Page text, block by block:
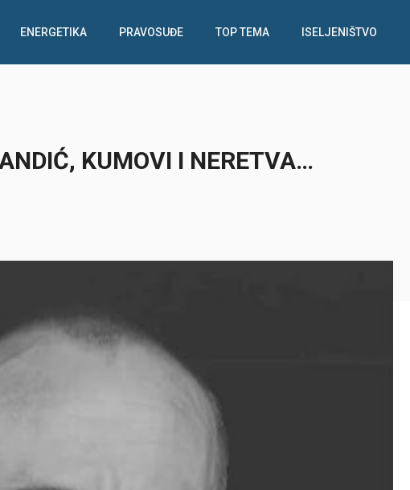
ENERGETIKA PRAVOSUĐE TOP TEMA ISELJENIŠTVO
KUMOVI I NERETVA…